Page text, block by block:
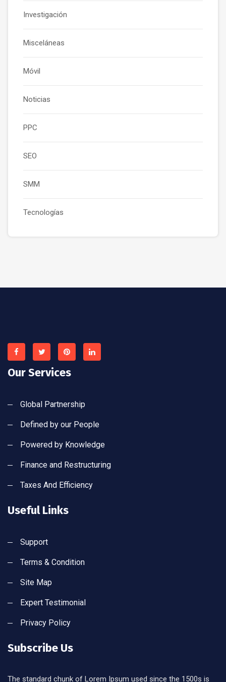
Investigación
Misceláneas
Móvil
Noticias
PPC
SEO
SMM
Tecnologías
Our Services
Global Partnership
Defined by our People
Powered by Knowledge
Finance and Restructuring
Taxes And Efficiency
Useful Links
Support
Terms & Condition
Site Map
Expert Testimonial
Privacy Policy
Subscribe Us
The standard chunk of Lorem Ipsum used since the 1500s is